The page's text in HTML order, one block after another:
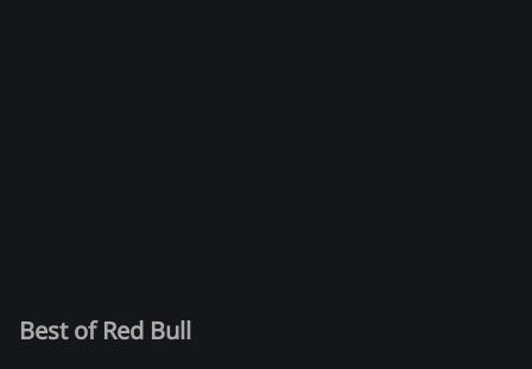
Best of Red Bull